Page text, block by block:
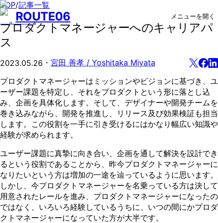
ROUTE06 メニューを開く
TOP/記事一覧
プロダクトマネージャーへのキャリアパ
ス
2023.05.26 ・ 宮田 善孝 / Yoshitaka Miyata
プロダクトマネージャーはミッションやビジョンに基づき、ユ
ーザー課題を特定し、それをプロダクトという形に落とし込
み、企画を具体化します。そして、デザイナーや開発チームを
巻き込みながら、開発を推進し、リリース及び効果検証も担当
します。この役割を一手に引き受けるにはかなり幅広い知識や
経験が求められます。
ユーザー課題に真摯に向き合い、企画を通して解決を設計でき
るという役割であることから、昨今プロダクトマネージャーに
なりたいという方は増加の一途を辿っているように思います。
しかし、今プロダクトマネージャーを名乗っている方は決して
用意されたレールを進み、プロダクトマネージャーになったの
ではなく、いろいろ経験しているうちに、いつの間にかプロダ
クトマネージャーになっていた方が大半です。